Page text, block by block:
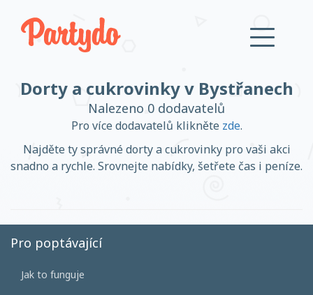
Založit účet
Přihlásit se
Založit účet
Dorty a cukrovinky v Bystřanech
Nalezeno 0 dodavatelů
Pro více dodavatelů klikněte zde.
Najděte ty správné dorty a cukrovinky pro vaši akci
snadno a rychle. Srovnejte nabídky, šetřete čas i peníze.
Pro poptávající
Jak to funguje